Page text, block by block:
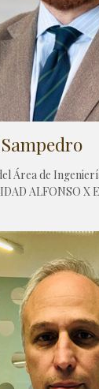
Área de
ALFONSO X